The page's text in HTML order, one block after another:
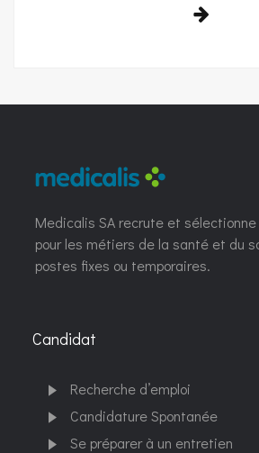
Medicalis SA recrute et
pour les métiers de la santé et du
postes fixes ou temporaires.
Candidat
Recherche d’emploi
Candidature Spontanée
Se préparer à un entretien